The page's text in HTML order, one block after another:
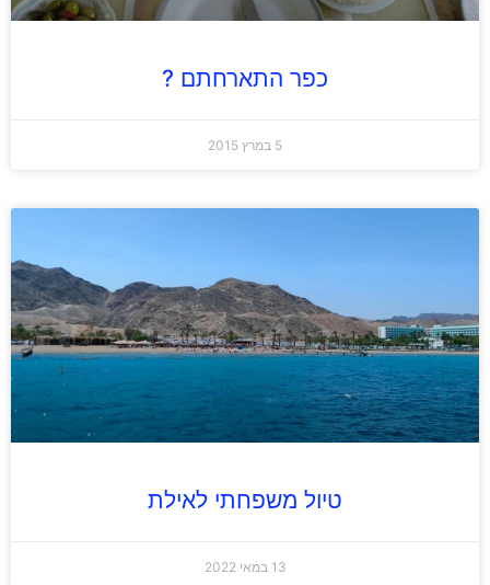
כפר התארחתם ?
5 במרץ 2015
טיול משפחתי לאילת
13 במאי 2022